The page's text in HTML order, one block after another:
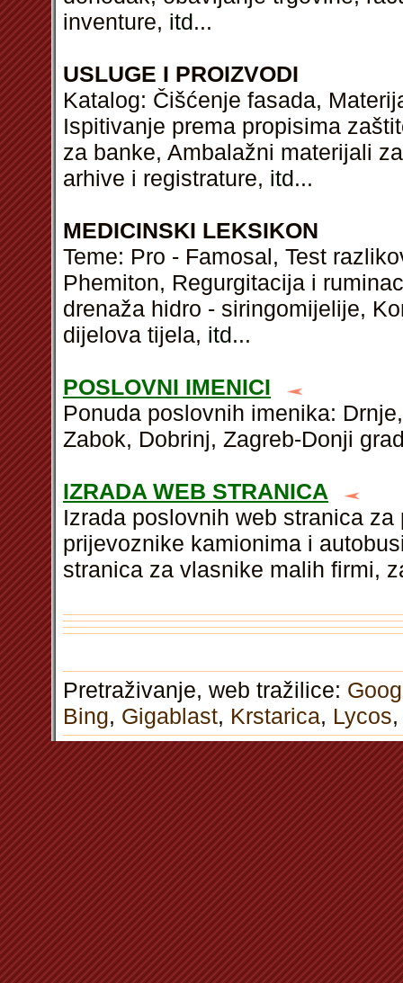
inventure, itd...
USLUGE I PROIZVODI
Katalog: Čišćenje fasada,
Ispitivanje prema propisima
za banke, Ambalažni materijali
arhive i registrature, itd...
MEDICINSKI LEKSIKON
Teme: Pro - Famosal, Test
Phemiton, Regurgitacija i
drenaža hidro - siringomijelije,
dijelova tijela, itd...
POSLOVNI IMENICI
Ponuda poslovnih imenika:
Zabok, Dobrinj, Zagreb-Donji
IZRADA WEB STRANICA
Izrada poslovnih web stranica
prijevoznike kamionima i
stranica za vlasnike malih firmi,
Pretraživanje, web tražilice:
Bing, Gigablast, Krstarica, Lycos